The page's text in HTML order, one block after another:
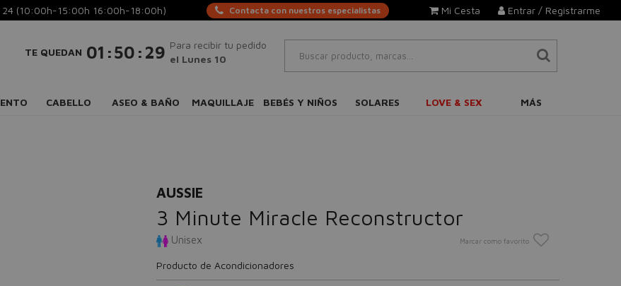
24 (10:00h-15:00h 16:00h-18:00h) Contacta con nuestros especialistas Entrar / Registrarme
Mi Cesta
TE QUEDAN 01 :50 : 29 Para recibir tu pedido
el Lunes 10
CABELLO ASEO & BAÑO MAQUILLAJE BEBÉS Y NIÑOS SOLARES LOVE & SEX MÁS
AUSSIE
3 Minute Miracle Reconstructor
Unisex Marcar como favorito
Producto de Acondicionadores